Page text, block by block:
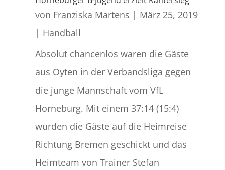
von Franziska Martens | März 25, 2019
| Handball
Absolut chancenlos waren die Gäste
aus Oyten in der Verbandsliga gegen
die junge Mannschaft vom VfL
Horneburg. Mit einem 37:14 (15:4)
wurden die Gäste auf die Heimreise
Richtung Bremen geschickt und das
Heimteam von Trainer Stefan